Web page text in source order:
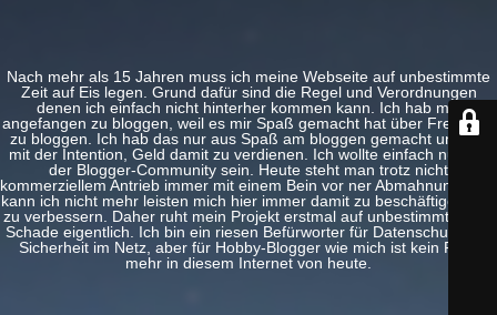
Nach mehr als 15 Jahren muss ich meine Webseite auf unbestimmte
Zeit auf Eis legen. Grund dafür sind die Regel und Verordnungen
denen ich einfach nicht hinterher kommen kann. Ich hab mal
angefangen zu bloggen, weil es mir Spaß gemacht hat über Freeware
zu bloggen. Ich hab das nur aus Spaß am bloggen gemacht und nie
mit der Intention, Geld damit zu verdienen. Ich wollte einfach nur Teil
der Blogger-Community sein. Heute steht man trotz nicht
kommerziellem Antrieb immer mit einem Bein vor ner Abmahnung. Das
kann ich nicht mehr leisten mich hier immer damit zu beschäftigen und
zu verbessern. Daher ruht mein Projekt erstmal auf unbestimmte Zeit.
Schade eigentlich. Ich bin ein riesen Befürworter für Datenschutz und
Sicherheit im Netz, aber für Hobby-Blogger wie mich ist kein Platz
mehr in diesem Internet von heute.